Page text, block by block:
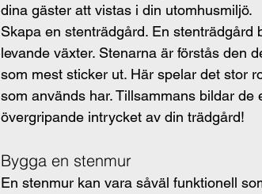
dina gäster att vistas i din utomhusmiljö.
Skapa en stenträdgård. En
levande växter. Stenarna är förstås den
som mest sticker ut. Här spelar det stor
som används har. Tillsammans bildar
övergripande intrycket av din trädgård!
Bygga en stenmur
En stenmur kan vara såväl funktionell